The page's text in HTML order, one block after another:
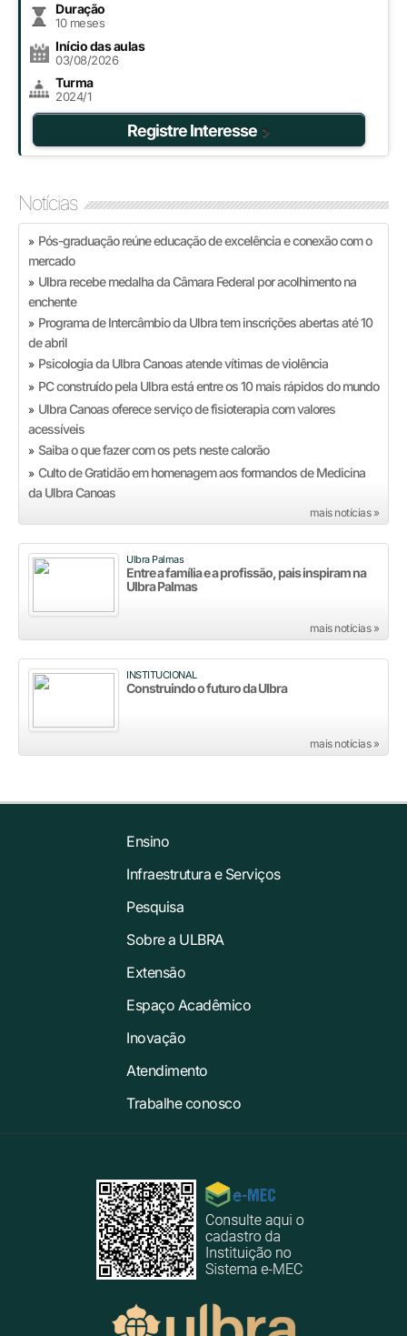
Duração
10 meses
Início das aulas
03/08/2026
Turma
2024/1
Registre Interesse
Notícias
» Pós-graduação reúne educação de excelência e conexão com o
mercado
» Ulbra recebe medalha da Câmara Federal por acolhimento na
enchente
» Programa de Intercâmbio da Ulbra tem inscrições abertas até 10
de abril
» Psicologia da Ulbra Canoas atende vítimas de violência
» PC construído pela Ulbra está entre os 10 mais rápidos do mundo
» Ulbra Canoas oferece serviço de fisioterapia com valores
acessíveis
» Saiba o que fazer com os pets neste calorão
» Culto de Gratidão em homenagem aos formandos de Medicina
da Ulbra Canoas
mais notícias »
Ulbra Palmas
Entre a família e a profissão, pais inspiram na
Ulbra Palmas
mais notícias »
INSTITUCIONAL
Construindo o futuro da Ulbra
mais notícias »
Ensino
Infraestrutura e Serviços
Pesquisa
Sobre a ULBRA
Extensão
Espaço Acadêmico
Inovação
Atendimento
Trabalhe conosco